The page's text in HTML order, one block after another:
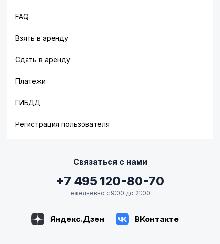
FAQ
Взять в аренду
Сдать в аренду
Платежи
ГИБДД
Регистрация пользователя
Связаться с нами
+7 495 120-80-70
ежедневно с 9:00 до 21:00
Яндекс.Дзен ВКонтакте